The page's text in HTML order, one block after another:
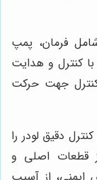
فرمان، پمپ
کنترل و هدایت
جهت حرکت
دقیق لودر را
قطعات اصلی و